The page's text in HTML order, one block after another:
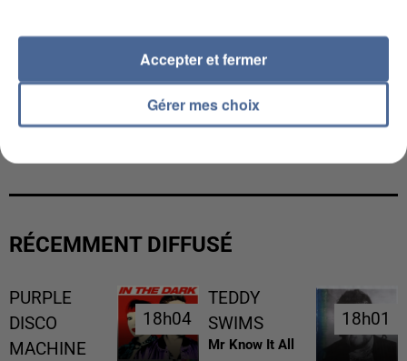
L’UN DES FONDATEURS SUPPOSÉS DE LA DZ
RÉCEMMENT DIFFUSÉ
PURPLE
DISCO
MACHINE
18h04
18h04
TEDDY
SWIMS
Mr Know It All
18h01
18h01
Gérer mes choix
Accepter et fermer